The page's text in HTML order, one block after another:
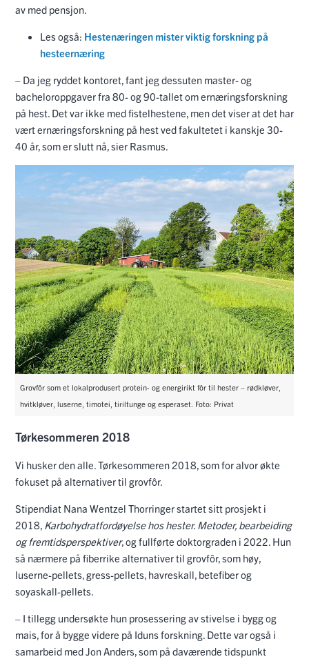
av med pensjon.
Les også: Hestenæringen mister viktig forskning på
hesteernæring
– Da jeg ryddet kontoret, fant jeg dessuten master- og
bacheloroppgaver fra 80- og 90-tallet om ernæringsforskning
på hest. Det var ikke med fistelhestene, men det viser at det har
vært ernæringsforskning på hest ved fakultetet i kanskje 30-
40 år, som er slutt nå, sier Rasmus.
Grovfôr som et lokalprodusert protein- og energirikt fôr til hester – rødkløver,
hvitkløver, luserne, timotei, tiriltunge og esperaset. Foto: Privat
Tørkesommeren 2018
Vi husker den alle. Tørkesommeren 2018, som for alvor økte
fokuset på alternativer til grovfôr.
Stipendiat Nana Wentzel Thorringer startet sitt prosjekt i
2018, Karbohydratfordøyelse hos hester. Metoder, bearbeiding
og fremtidsperspektiver, og fullførte doktorgraden i 2022. Hun
så nærmere på fiberrike alternativer til grovfôr, som høy,
luserne-pellets, gress-pellets, havreskall, betefiber og
soyaskall-pellets.
– I tillegg undersøkte hun prosessering av stivelse i bygg og
mais, for å bygge videre på Iduns forskning. Dette var også i
samarbeid med Jon Anders, som på daværende tidspunkt